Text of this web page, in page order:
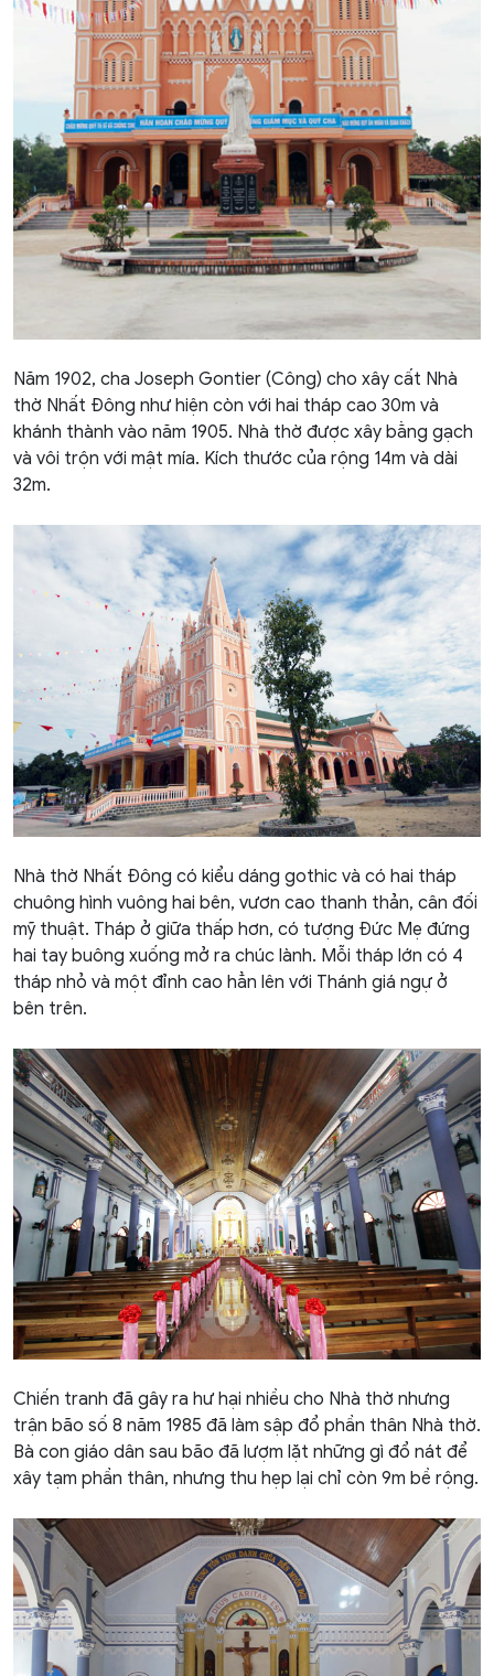
Năm 1902, cha Joseph Gontier (Công) cho xây cất Nhà
thờ Nhất Đông như hiện còn với hai tháp cao 30m và
khánh thành vào năm 1905. Nhà thờ được xây bằng gạch
và vôi trộn với mật mía. Kích thước của rộng 14m và dài
32m.
Nhà thờ Nhất Đông có kiểu dáng gothic và có hai tháp
chuông hình vuông hai bên, vươn cao thanh thản, cân đối
mỹ thuật. Tháp ở giữa thấp hơn, có tượng Đức Mẹ đứng
hai tay buông xuống mở ra chúc lành. Mỗi tháp lớn có 4
tháp nhỏ và một đỉnh cao hẳn lên với Thánh giá ngự ở
bên trên.
Chiến tranh đã gây ra hư hại nhiều cho Nhà thờ nhưng
trận bão số 8 năm 1985 đã làm sập đổ phần thân Nhà thờ.
Bà con giáo dân sau bão đã lượm lặt những gì đổ nát để
xây tạm phần thân, nhưng thu hẹp lại chỉ còn 9m bề rộng.